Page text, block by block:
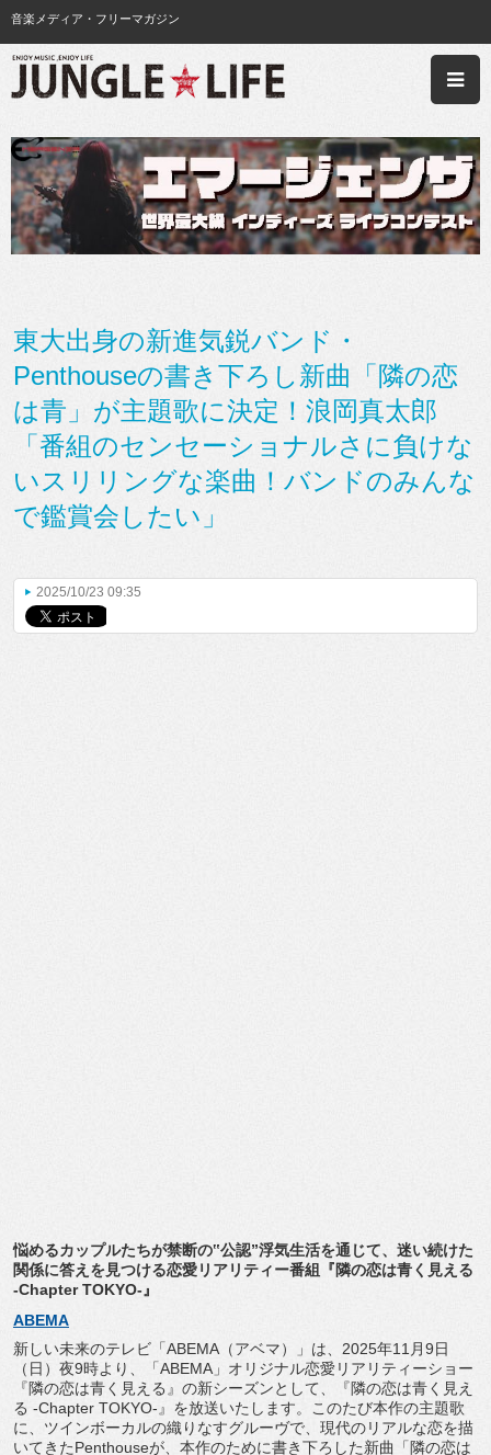
音楽メディア・フリーマガジン
東大出身の新進気鋭バンド・
Penthouseの書き下ろし新曲「隣の恋
は青」が主題歌に決定！浪岡真太郎
「番組のセンセーショナルさに負けな
いスリリングな楽曲！バンドのみんな
で鑑賞会したい」
2025/10/23 09:35
悩めるカップルたちが禁断の‟公認”浮気生活を通じて、 迷い続けた
関係に答えを見つける恋愛リアリティー番組『隣の恋は青く見える
-Chapter TOKYO-』
ABEMA
新しい未来のテレビ「ABEMA（アベマ）」は、 2025年11月9日
（日）夜9時より、「ABEMA」 オリジナル恋愛リアリティーショー
『隣の恋は青く見える』 の新シーズンとして、『隣の恋は青く見え
る -Chapter TOKYO-』を放送いたします。このたび本作の主題歌
に、 ツインボーカルの織りなすグルーヴで、 現代のリアルな恋を描
いてきたPenthouseが、 本作のために書き下ろした新曲「隣の恋は